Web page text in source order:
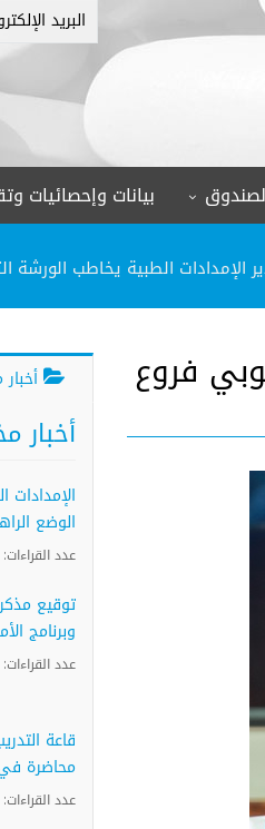
البريد
بيانات وإحصائيات
الإمدادات الطبية يخاطب الورشة
فروع
أخبار
الوضع
عدد القراءات:
توقيع
وبرنامج
عدد القراءات:
قاعة
محاضرة
عدد القراءات: